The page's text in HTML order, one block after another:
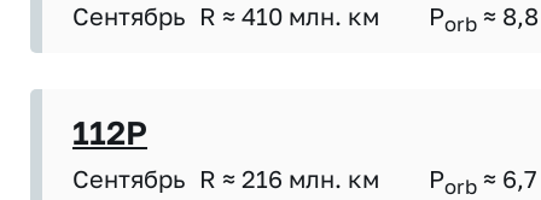
Сентябрь R ≈ 410 млн. км Porb ≈ 8,8
112P
Сентябрь R ≈ 216 млн. км Porb ≈ 6,7